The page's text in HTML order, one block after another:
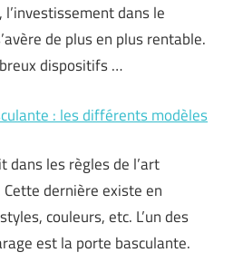
dans le
de plus en plus rentable.
dispositifs …
: les différents modèles
dans les règles de l’art
dernière existe en
couleurs, etc. L’un des
est la porte basculante.